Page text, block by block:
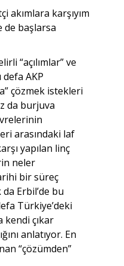
akımlara karşıyım
de başlarsa
“açılımlar” ve
defa AKP
çözmek istekleri
da burjuva
arasındaki laf
yapılan linç
neler
bir süreç
Erbil’de bu
Türkiye’deki
çıkar
anlatıyor. En
“çözümden”